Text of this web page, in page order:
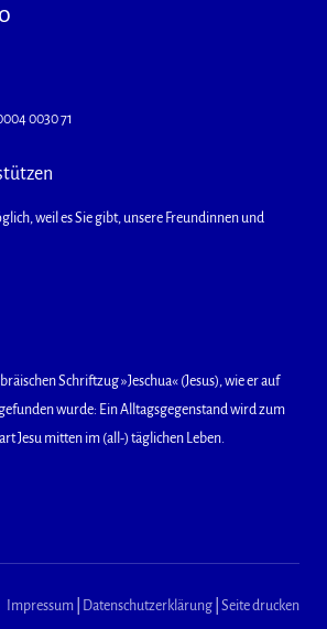
0030 71
weil es Sie gibt, unsere Freundinnen und
Schriftzug »Jeschua« (Jesus), wie er auf
wurde: Ein Alltagsgegenstand wird zum
Jesu mitten im (all-) täglichen Leben.
Impressum Datenschutzerklärung Seite drucken